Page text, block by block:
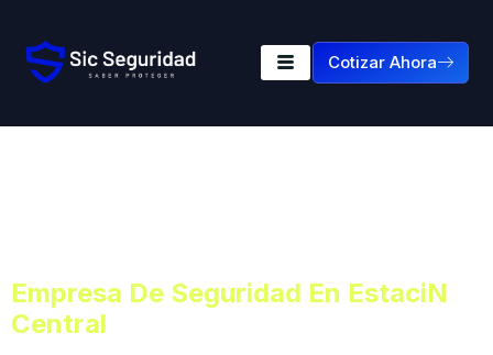
Cotizar Ahora
Empresa De Seguridad En Estacin
Central